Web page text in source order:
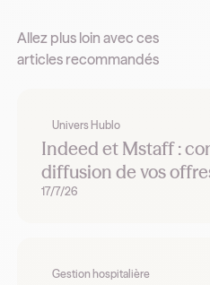
Allez plus loin avec ces
articles recommandés
Univers Hublo
Indeed et Mstaff :
diffusion de vos
17/7/26
Gestion hospitalière